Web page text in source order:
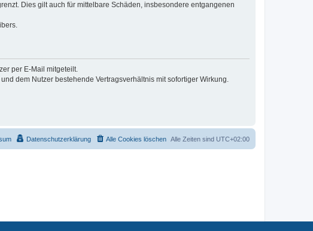
Dies gilt auch für mittelbare Schäden, insbesondere entgangenen
per E-Mail mitgeteilt.
dem Nutzer bestehende Vertragsverhältnis mit sofortiger Wirkung.
Alle Zeiten sind UTC+02:00
Alle Cookies löschen
Datenschutzerklärung